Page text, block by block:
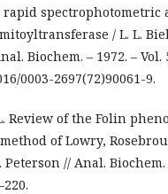
rapid spectrophotometric
/ L. L.
Biochem. – 1972. – Vol.
0003-2697(72)90061-9.
Review of the Folin
of Lowry,
Peterson // Anal. Biochem.